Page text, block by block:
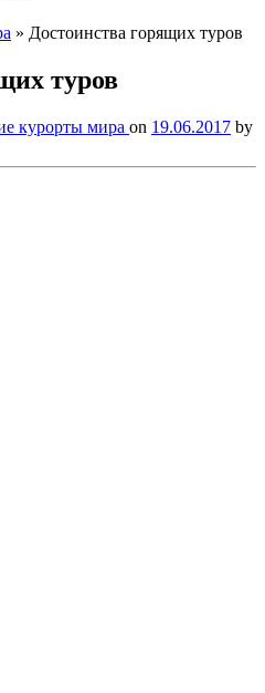
» Достоинства горящих туров
туров
курорты мира on 19.06.2017 by